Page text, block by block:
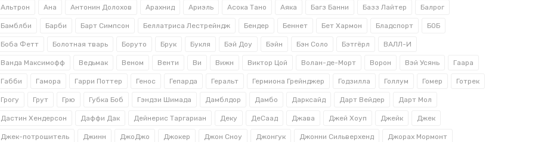
Альтрон Ана Антонин Долохов Арахнид Ариэль Асока Тано Аяка Багз Банни Базз Лайтер Балрог
Бамблби Барби Барт Симпсон Беллатриса Лестрейндж Бендер Беннет Бет Хармон Бладспорт БОБ
Боба Фетт Болотная тварь Боруто Брук Букля Бэй Доу Бэйн Бэн Соло Бэтгёрл ВАЛЛ-И
Ванда Максимофф Ведьмак Веном Венти Ви Вижн Виктор Цой Волан-де-Морт Ворон Вэй Усянь Гаара
Габби Гамора Гарри Поттер Генос Гепарда Геральт Гермиона Грейнджер Годзилла Голлум Гомер Готрек
Грогу Грут Грю Губка Боб Гэндзи Шимада Дамблдор Дамбо Дарксайд Дарт Вейдер Дарт Мол
Дастин Хендерсон Даффи Дак Дейнерис Таргариан Деку ДеСаад Джава Джей Хоуп Джейк Джек
Джек-потрошитель Джинн ДжоДжо Джокер Джон Сноу Джонгук Джонни Сильверхенд Джорах Мормонт